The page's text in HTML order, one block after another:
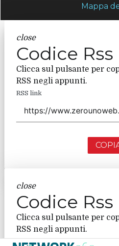
Mappa
close
Codice Rss
Clicca sul pulsante per
RSS negli appunti.
RSS link
close
Codice Rss
Clicca sul pulsante per
RSS negli appunti.
RSS link